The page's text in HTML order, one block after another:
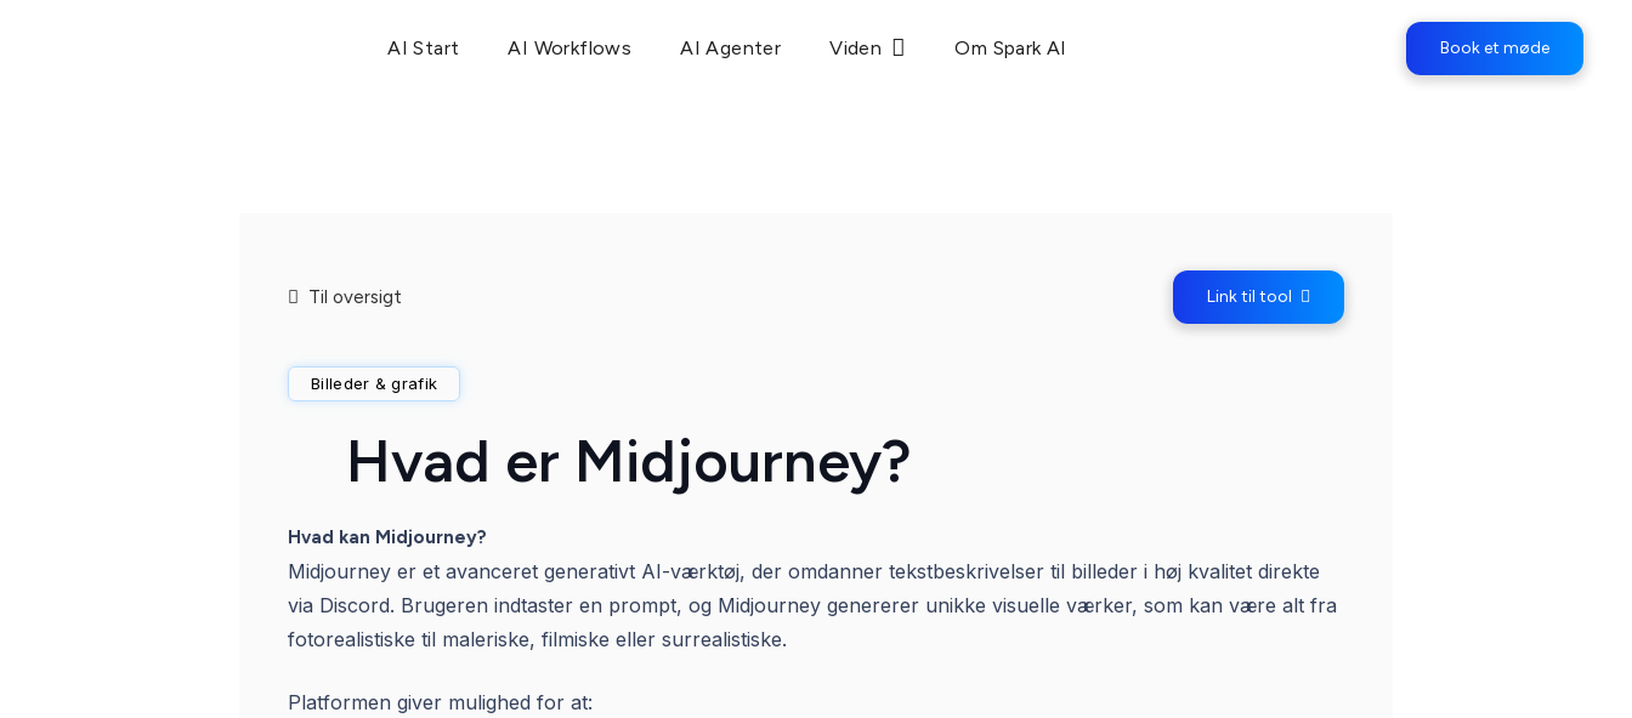
AI Start AI Workflows AI Agenter Viden Om Spark AI Book et møde
Til oversigt Link til tool
Billeder & grafik
Hvad er Midjourney?
Hvad kan Midjourney?
Midjourney er et avanceret generativt AI-værktøj, der omdanner tekstbeskrivelser til billeder i høj kvalitet direkte
via Discord. Brugeren indtaster en prompt, og Midjourney genererer unikke visuelle værker, som kan være alt fra
fotorealistiske til maleriske, filmiske eller surrealistiske.
Platformen giver mulighed for at: